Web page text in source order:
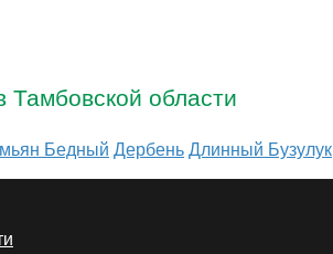
Тамбовской области
Бедный ДербеньДлинный Бузулук